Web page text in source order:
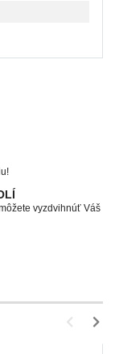
vyzdvihnúť Váš